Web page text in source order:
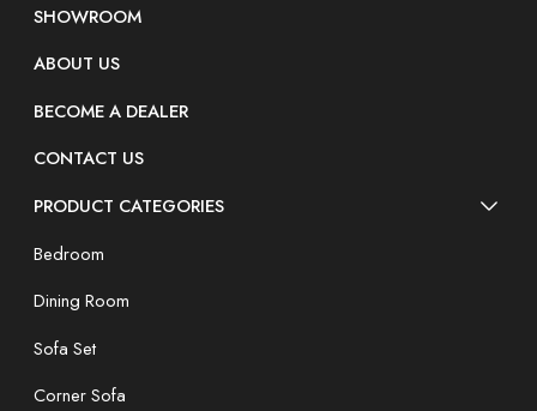
SHOWROOM
ABOUT US
BECOME A DEALER
CONTACT US
PRODUCT CATEGORIES
Bedroom
Dining Room
Sofa Set
Corner Sofa